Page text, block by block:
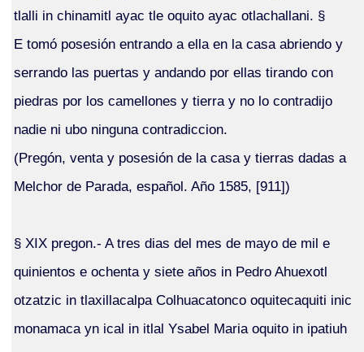
tlalli in chinamitl ayac tle oquito ayac otlachallani. §
E tomó posesión entrando a ella en la casa abriendo y
serrando las puertas y andando por ellas tirando con
piedras por los camellones y tierra y no lo contradijo
nadie ni ubo ninguna contradiccion.
(Pregón, venta y posesión de la casa y tierras dadas a
Melchor de Parada, español. Año 1585, [911])
§ XIX pregon.- A tres dias del mes de mayo de mil e
quinientos e ochenta y siete años in Pedro Ahuexotl
otzatzic in tlaxillacalpa Colhuacatonco oquitecaquiti inic
monamaca yn ical in itlal Ysabel Maria oquito in ipatiuh